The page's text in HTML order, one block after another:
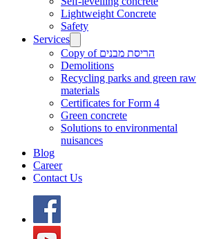
Lightweight Concrete
Safety
Services
Copy of הריסת מבנים
Demolitions
Recycling parks and green raw
materials
Certificates for Form 4
Green concrete
Solutions to environmental
nuisances
Blog
Career
Contact Us